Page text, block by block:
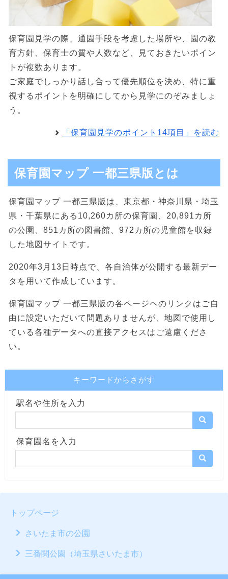
保育園見学の際、通園手段を考慮した場所や、園の教
育方針、保育士の質や人数など、見ておきたいポイン
トが複数あります。
ご家庭でしっかり話し合って優先順位を決め、特に重
視するポイントを明確にしてから見学にのぞみましょ
う。
「保育園見学のポイント14項目」を読む
保育園マップ 一都三県版とは
保育園マップ 一都三県版は、東京都・神奈川県・埼玉
県・千葉県にある10,260カ所の保育園、20,891カ所
の公園、851カ所の図書館、972カ所の児童館を収録
した地図サイトです。
2020年3月13日時点で、各自治体が公開する最新デー
タを用いて作成しています。
保育園マップ 一都三県版の各ページヘのリンクはご自
由に設定いただいて問題ありませんが、地図で使用し
ている各種データへの直接アクセスはご遠慮くださ
い。
キーワードからさがす
駅名や住所を入力
保育園名を入力
トップページ
さいたま市の公園
三番関公園（埼玉県さいたま市）